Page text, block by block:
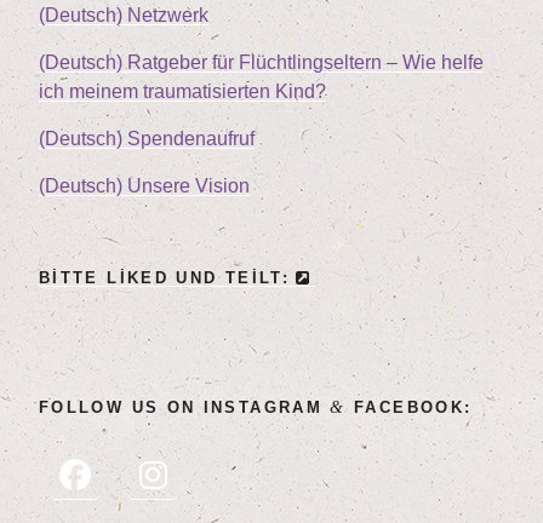
(Deutsch) Netz­werk
(Deutsch) Rat­ge­ber für Flücht­lings­el­tern – Wie hel­fe
ich mei­nem trau­ma­ti­sier­ten Kind?
(Deutsch) Spen­den­auf­ruf
(Deutsch) Unse­re Vision
BIT­TE LIK­ED UND TEILT:
FOL­LOW US ON INSTA­GRAM& FACEBOOK: